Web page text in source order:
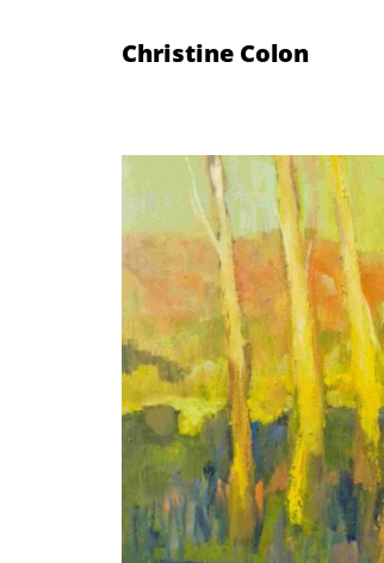
Christine Colon